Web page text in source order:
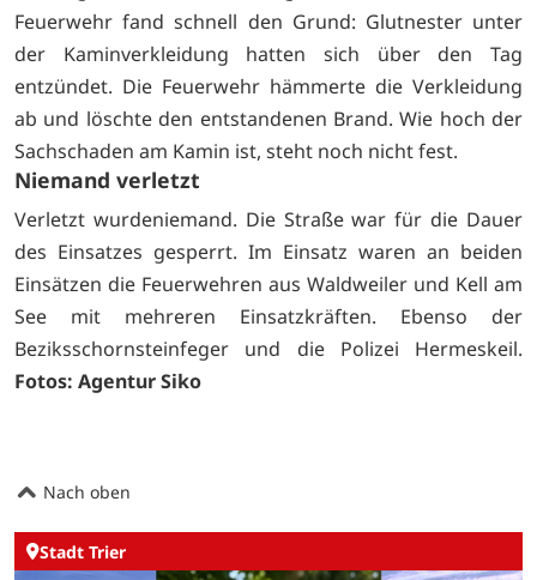
Feuerwehr fand schnell den Grund: Glutnester unter
der Kaminverkleidung hatten sich über den Tag
entzündet. Die Feuerwehr hämmerte die Verkleidung
ab und löschte den entstandenen Brand. Wie hoch der
Sachschaden am Kamin ist, steht noch nicht fest.
Niemand verletzt
Verletzt wurdeniemand. Die Straße war für die Dauer
des Einsatzes gesperrt. Im Einsatz waren an beiden
Einsätzen die Feuerwehren aus Waldweiler und Kell am
See mit mehreren Einsatzkräften. Ebenso der
Beziksschornsteinfeger und die Polizei Hermeskeil.
Fotos: Agentur Siko
Nach oben
Stadt Trier